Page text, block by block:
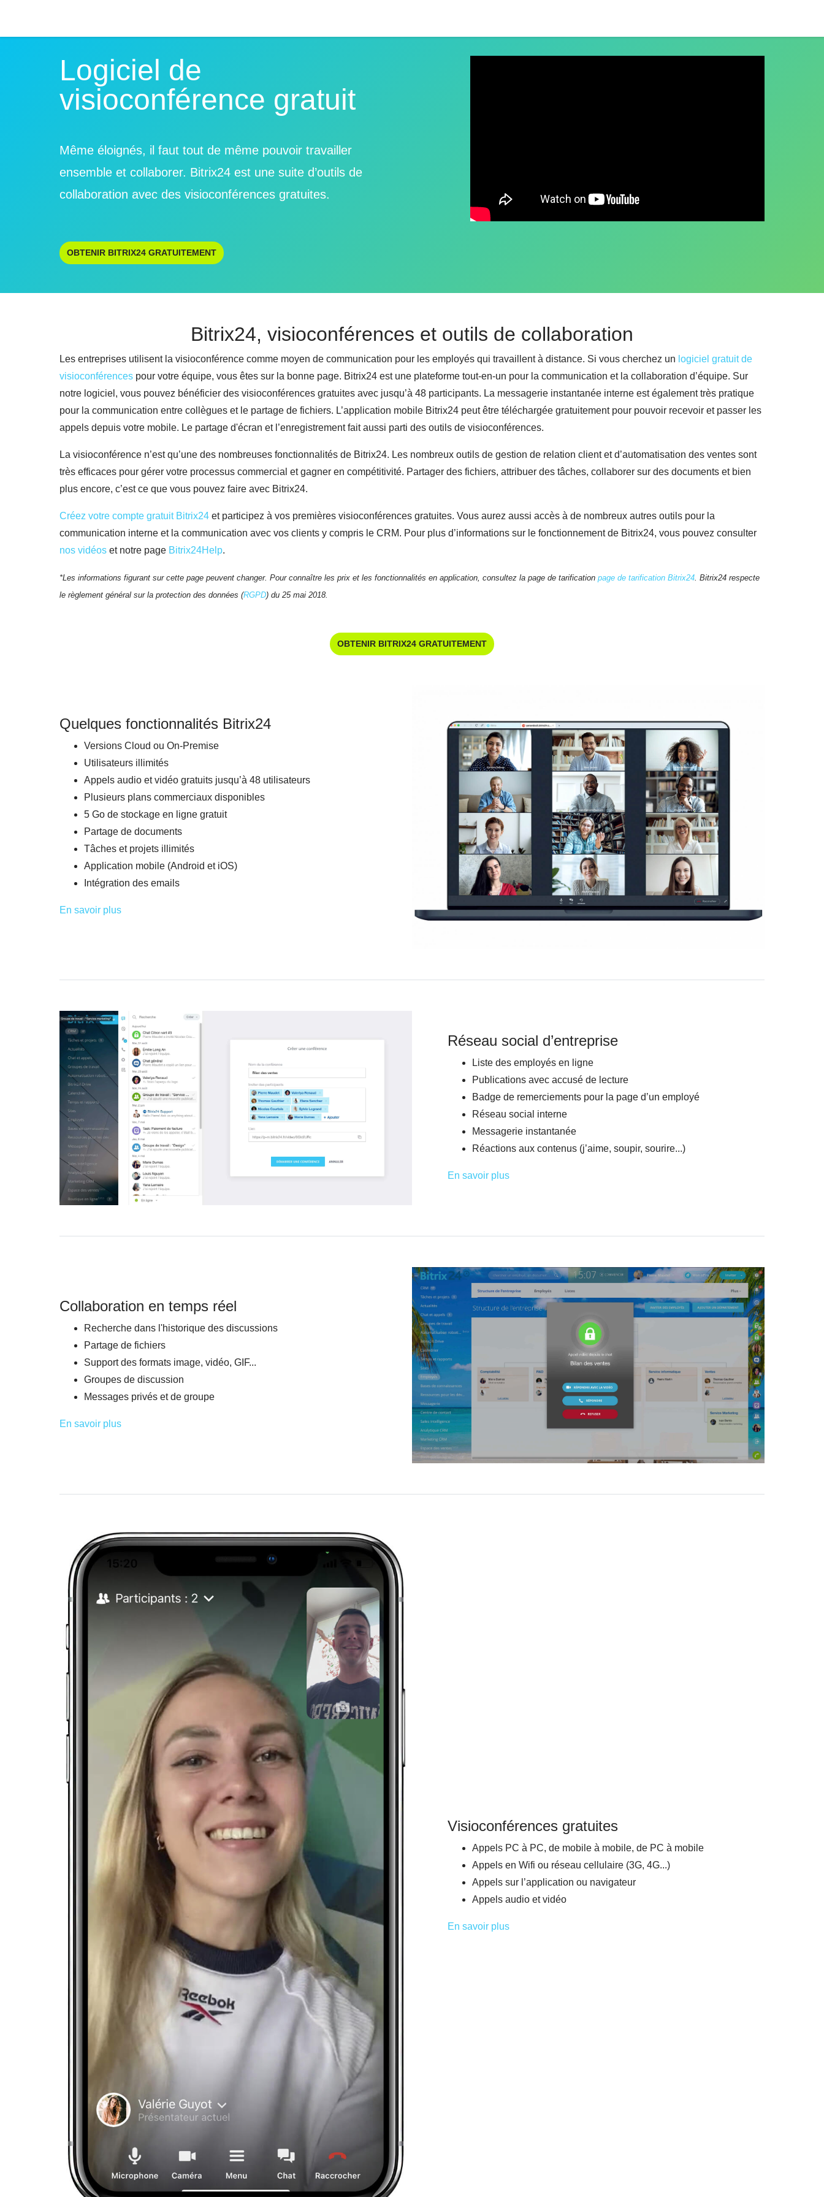
Logiciel de
visioconférence gratuit
Même éloignés, il faut tout de même pouvoir travailler
ensemble et collaborer. Bitrix24 est une suite d’outils de
collaboration avec des visioconférences gratuites.
OBTENIR BITRIX24 GRATUITEMENT
Bitrix24, visioconférences et outils de collaboration
Les entreprises utilisent la visioconférence comme moyen de communication pour les employés qui travaillent à distance. Si vous cherchez un logiciel gratuit de
visioconférences pour votre équipe, vous êtes sur la bonne page. Bitrix24 est une plateforme tout-en-un pour la communication et la collaboration d’équipe. Sur
notre logiciel, vous pouvez bénéficier des visioconférences gratuites avec jusqu’à 48 participants. La messagerie instantanée interne est également très pratique
pour la communication entre collègues et le partage de fichiers. L’application mobile Bitrix24 peut être téléchargée gratuitement pour pouvoir recevoir et passer les
appels depuis votre mobile. Le partage d'écran et l’enregistrement fait aussi parti des outils de visioconférences.
La visioconférence n’est qu’une des nombreuses fonctionnalités de Bitrix24. Les nombreux outils de gestion de relation client et d’automatisation des ventes sont
très efficaces pour gérer votre processus commercial et gagner en compétitivité. Partager des fichiers, attribuer des tâches, collaborer sur des documents et bien
plus encore, c’est ce que vous pouvez faire avec Bitrix24.
Créez votre compte gratuit Bitrix24 et participez à vos premières visioconférences gratuites. Vous aurez aussi accès à de nombreux autres outils pour la
communication interne et la communication avec vos clients y compris le CRM. Pour plus d’informations sur le fonctionnement de Bitrix24, vous pouvez consulter
nos vidéos et notre page Bitrix24Help.
*Les informations figurant sur cette page peuvent changer. Pour connaître les prix et les fonctionnalités en application, consultez la page de tarification page de tarification Bitrix24. Bitrix24 respecte
le règlement général sur la protection des données (RGPD) du 25 mai 2018.
OBTENIR BITRIX24 GRATUITEMENT
Quelques fonctionnalités Bitrix24
Versions Cloud ou On-Premise
Utilisateurs illimités
Appels audio et vidéo gratuits jusqu’à 48 utilisateurs
Plusieurs plans commerciaux disponibles
5 Go de stockage en ligne gratuit
Partage de documents
Tâches et projets illimités
Application mobile (Android et iOS)
Intégration des emails
En savoir plus
Réseau social d’entreprise
Liste des employés en ligne
Publications avec accusé de lecture
Badge de remerciements pour la page d’un employé
Réseau social interne
Messagerie instantanée
Réactions aux contenus (j’aime, soupir, sourire...)
En savoir plus
Collaboration en temps réel
Recherche dans l'historique des discussions
Partage de fichiers
Support des formats image, vidéo, GIF...
Groupes de discussion
Messages privés et de groupe
En savoir plus
Visioconférences gratuites
Appels PC à PC, de mobile à mobile, de PC à mobile
Appels en Wifi ou réseau cellulaire (3G, 4G...)
Appels sur l’application ou navigateur
Appels audio et vidéo
En savoir plus